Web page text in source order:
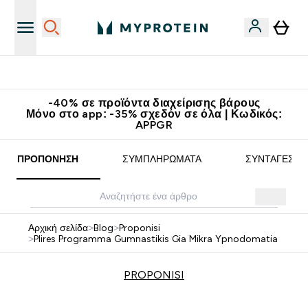
-40% σε προϊόντα διαχείρισης βάρους
Μόνο στο app: -35% σχεδόν σε όλα | Κωδικός:
APPGR
ΠΡΟΠΌΝΗΣΗ ΣΥΜΠΛΗΡΏΜΑΤΑ ΣΥΝΤΑΓΈΣ
Αρχική σελίδα>Blog>Proponisi
>Plires Programma Gumnastikis Gia Mikra Ypnodomatia
PROPONISI